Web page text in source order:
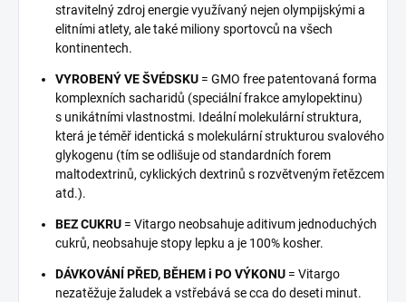
stravitelný zdroj energie využívaný nejen olympijskými a
elitními atlety, ale také miliony sportovců na všech
kontinentech.
VYROBENÝ VE ŠVÉDSKU = GMO free patentovaná forma
komplexních sacharidů (speciální frakce amylopektinu)
s unikátními vlastnostmi. Ideální molekulární struktura,
která je téměř identická s molekulární strukturou svalového
glykogenu (tím se odlišuje od standardních forem
maltodextrinů, cyklických dextrinů s rozvětveným řetězcem
atd.).
BEZ CUKRU = Vitargo neobsahuje aditivum jednoduchých
cukrů, neobsahuje stopy lepku a je 100% kosher.
DÁVKOVÁNÍ PŘED, BĚHEM i PO VÝKONU = Vitargo
nezatěžuje žaludek a vstřebává se cca do deseti minut.